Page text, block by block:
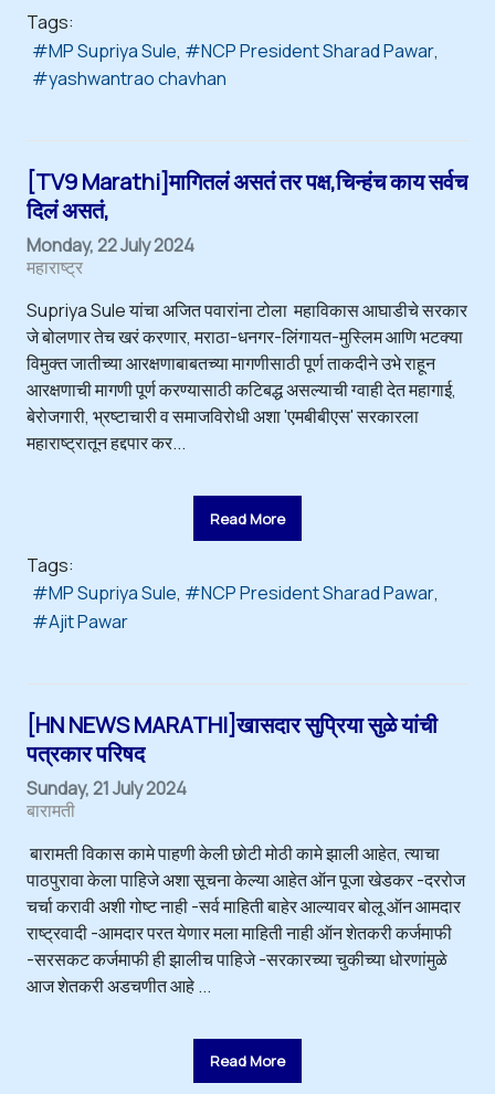
Tags:
MP Supriya Sule
NCP President Sharad Pawar
yashwantrao chavhan
[TV9 Marathi]मागितलं असतं तर पक्ष,चिन्हंच काय सर्वच
दिलं असतं,
Monday, 22 July 2024
महाराष्ट्र
Supriya Sule यांचा अजित पवारांना टोला महाविकास आघाडीचे सरकार
जे बोलणार तेच खरं करणार, मराठा-धनगर-लिंगायत-मुस्लिम आणि भटक्या
विमुक्त जातीच्या आरक्षणाबाबतच्या मागणीसाठी पूर्ण ताकदीने उभे राहून
आरक्षणाची मागणी पूर्ण करण्यासाठी कटिबद्ध असल्याची ग्वाही देत महागाई,
बेरोजगारी, भ्रष्टाचारी व समाजविरोधी अशा 'एमबीबीएस' सरकारला
महाराष्ट्रातून हद्दपार कर...
Read More
Tags:
MP Supriya Sule
NCP President Sharad Pawar
Ajit Pawar
[HN NEWS MARATHI]खासदार सुप्रिया सुळे यांची
पत्रकार परिषद
Sunday, 21 July 2024
बारामती
बारामती विकास कामे पाहणी केली छोटी मोठी कामे झाली आहेत, त्याचा
पाठपुरावा केला पाहिजे अशा सूचना केल्या आहेत ऑन पूजा खेडकर -दररोज
चर्चा करावी अशी गोष्ट नाही -सर्व माहिती बाहेर आल्यावर बोलू ऑन आमदार
राष्ट्रवादी -आमदार परत येणार मला माहिती नाही ऑन शेतकरी कर्जमाफी
-सरसकट कर्जमाफी ही झालीच पाहिजे -सरकारच्या चुकीच्या धोरणांमुळे
आज शेतकरी अडचणीत आहे ...
Read More